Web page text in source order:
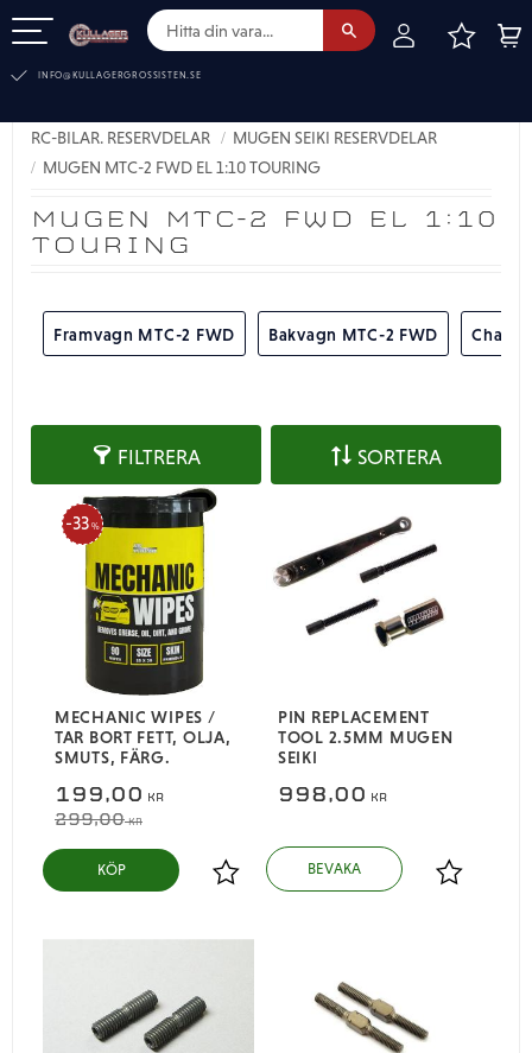
INFO@KULLAGERGROSSISTEN.SE
MUGEN MTC-2 FWD EL 1:10
TOURING
RC-BILAR. RESERVDELAR
MUGEN SEIKI RESERVDELAR
MUGEN MTC-2 FWD EL 1:10 TOURING
Framvagn MTC-2 FWD Bakvagn MTC-2 FWD
FILTRERA SORTERA
MECHANIC WIPES /
TAR BORT FETT, OLJA,
SMUTS, FÄRG.
199,00 KR
299,00KR
33 %
Lägg till i favoriter
KÖP
PIN REPLACEMENT
TOOL 2.5MM MUGEN
SEIKI
998,00 KR
Lägg till i